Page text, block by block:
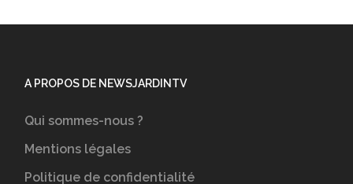
A PROPOS DE NEWSJARDINTV
Qui sommes-nous ?
Mentions légales
Politique de confidentialité